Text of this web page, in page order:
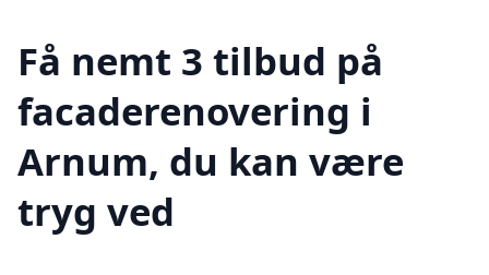
Få nemt 3 tilbud på
facaderenovering i
Arnum, du kan være
tryg ved